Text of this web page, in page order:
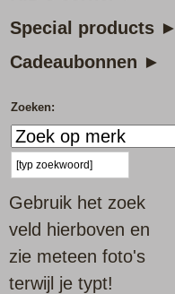
Special products ►
Cadeaubonnen ►
Zoeken:
Gebruik het zoek
veld hierboven en
zie meteen foto's
terwijl je typt!